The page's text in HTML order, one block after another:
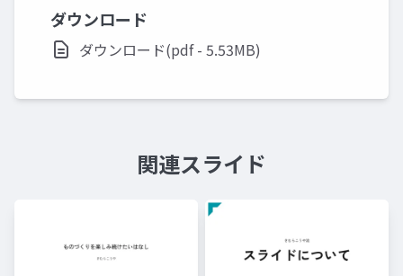
ダウンロード
ダウンロード(pdf - 5.53MB)
関連スライド